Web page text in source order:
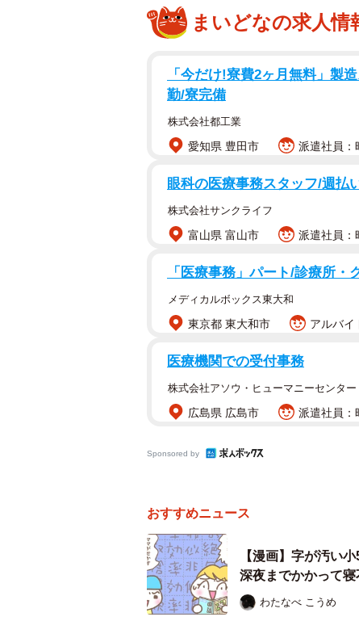
小学生でも使われていて、「宿題
かし、ある小学生はChatGPTを使
ChatGPTであっという間に宿
ある東京都の小学校。6年生のクラ
得意げです。与えられたテーマは
った雰囲気でChatGPTに命令する
は10個全てを書き写し提出しまし
翌日、クラスのみんなが宿題を持
いる友達がいました。O君は友達に
よ」という返事が返ってきました
いよいよ、宿題をみんなの前で発
た時、個性にあふれた、面白い標語
その標語は、訴えたいイメージがち
帰宅後、O君は少し後悔をした様子
「ChatGPTで作ったけど、もう少
まいどなの求人情
「今だけ!寮費2ヶ月無料」製
勤/寮完備
株式会社都工業
愛知県 豊田市 派遣社員：
眼科の医療事務スタッフ/週払
株式会社サンクライフ
富山県 富山市 派遣社員：
「医療事務」パート/診療所・
メディカルボックス東大和
東京都 東大和市 アルバイ
医療機関での受付事務
株式会社アソウ・ヒューマニーセンター
広島県 広島市 派遣社員：
Sponsored by
おすすめニュース
【漫画】字が汚い
深夜までかかって寝
わたなべ こうめ